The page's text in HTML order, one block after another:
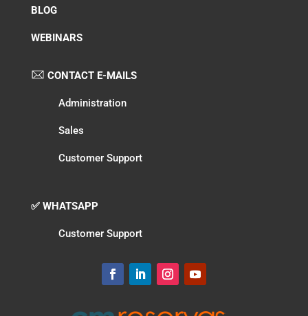
BLOG
WEBINARS
CONTACT E-MAILS
Administration
Sales
Customer Support
✅ WHATSAPP
Customer Support